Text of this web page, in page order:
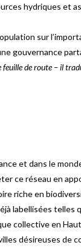
hydriques et
sur
gouvernance
feuille de route – il
et dans le
ce réseau en
riche en
labellisées
collective en
désireuses de